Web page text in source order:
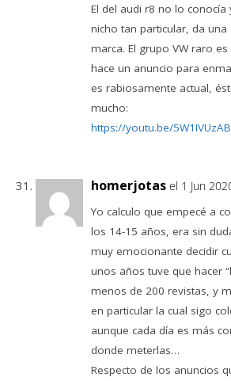
El del audi r8 no lo conocía
nicho tan particular, da
marca. El grupo VW raro
hace un anuncio para
es rabiosamente actual,
mucho:
https://youtu.be/
homerjotas el 1 Jun
Yo calculo que empecé a
los 14-15 años, era sin
muy emocionante decidir
unos años tuve que hacer
menos de 200 revistas, y
en particular la cual sigo
aunque cada día es más
donde meterlas…
Respecto de los anuncios